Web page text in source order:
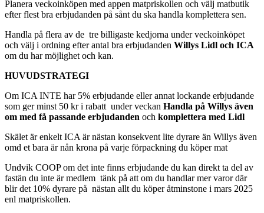
Planera veckoinköpen med appen matpriskollen och välj matbutik
efter flest bra erbjudanden på sånt du ska handla komplettera sen.
Handla på flera av de tre billigaste kedjorna under veckoinköpet
och välj i ordning efter antal bra erbjudanden Willys Lidl och ICA
om du har möjlighet och kan.
HUVUDSTRATEGI
Om ICA INTE har 5% erbjudande eller annat lockande erbjudande
som ger minst 50 kr i rabatt under veckan Handla på Willys även
om med få passande erbjudanden och komplettera med Lidl
Skälet är enkelt ICA är nästan konsekvent lite dyrare än Willys även
omd et bara är nån krona på varje förpackning du köper mat
Undvik COOP om det inte finns erbjudande du kan direkt ta del av
fastän du inte är medlem tänk på att om du handlar mer varor där
blir det 10% dyrare på nästan allt du köper åtminstone i mars 2025
enl matpriskollen.